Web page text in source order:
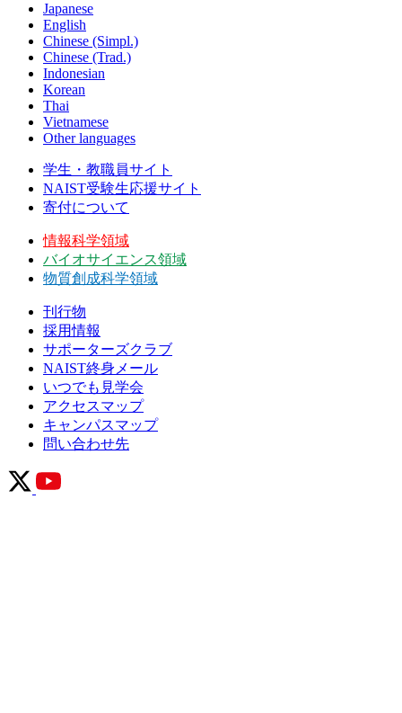
Japanese
English
Chinese (Simpl.)
Chinese (Trad.)
Indonesian
Korean
Thai
Vietnamese
Other languages
学生・教職員サイト
NAIST受験生応援サイト
寄付について
情報科学領域
バイオサイエンス領域
物質創成科学領域
刊行物
採用情報
サポーターズクラブ
NAIST終身メール
いつでも見学会
アクセスマップ
キャンパスマップ
問い合わせ先